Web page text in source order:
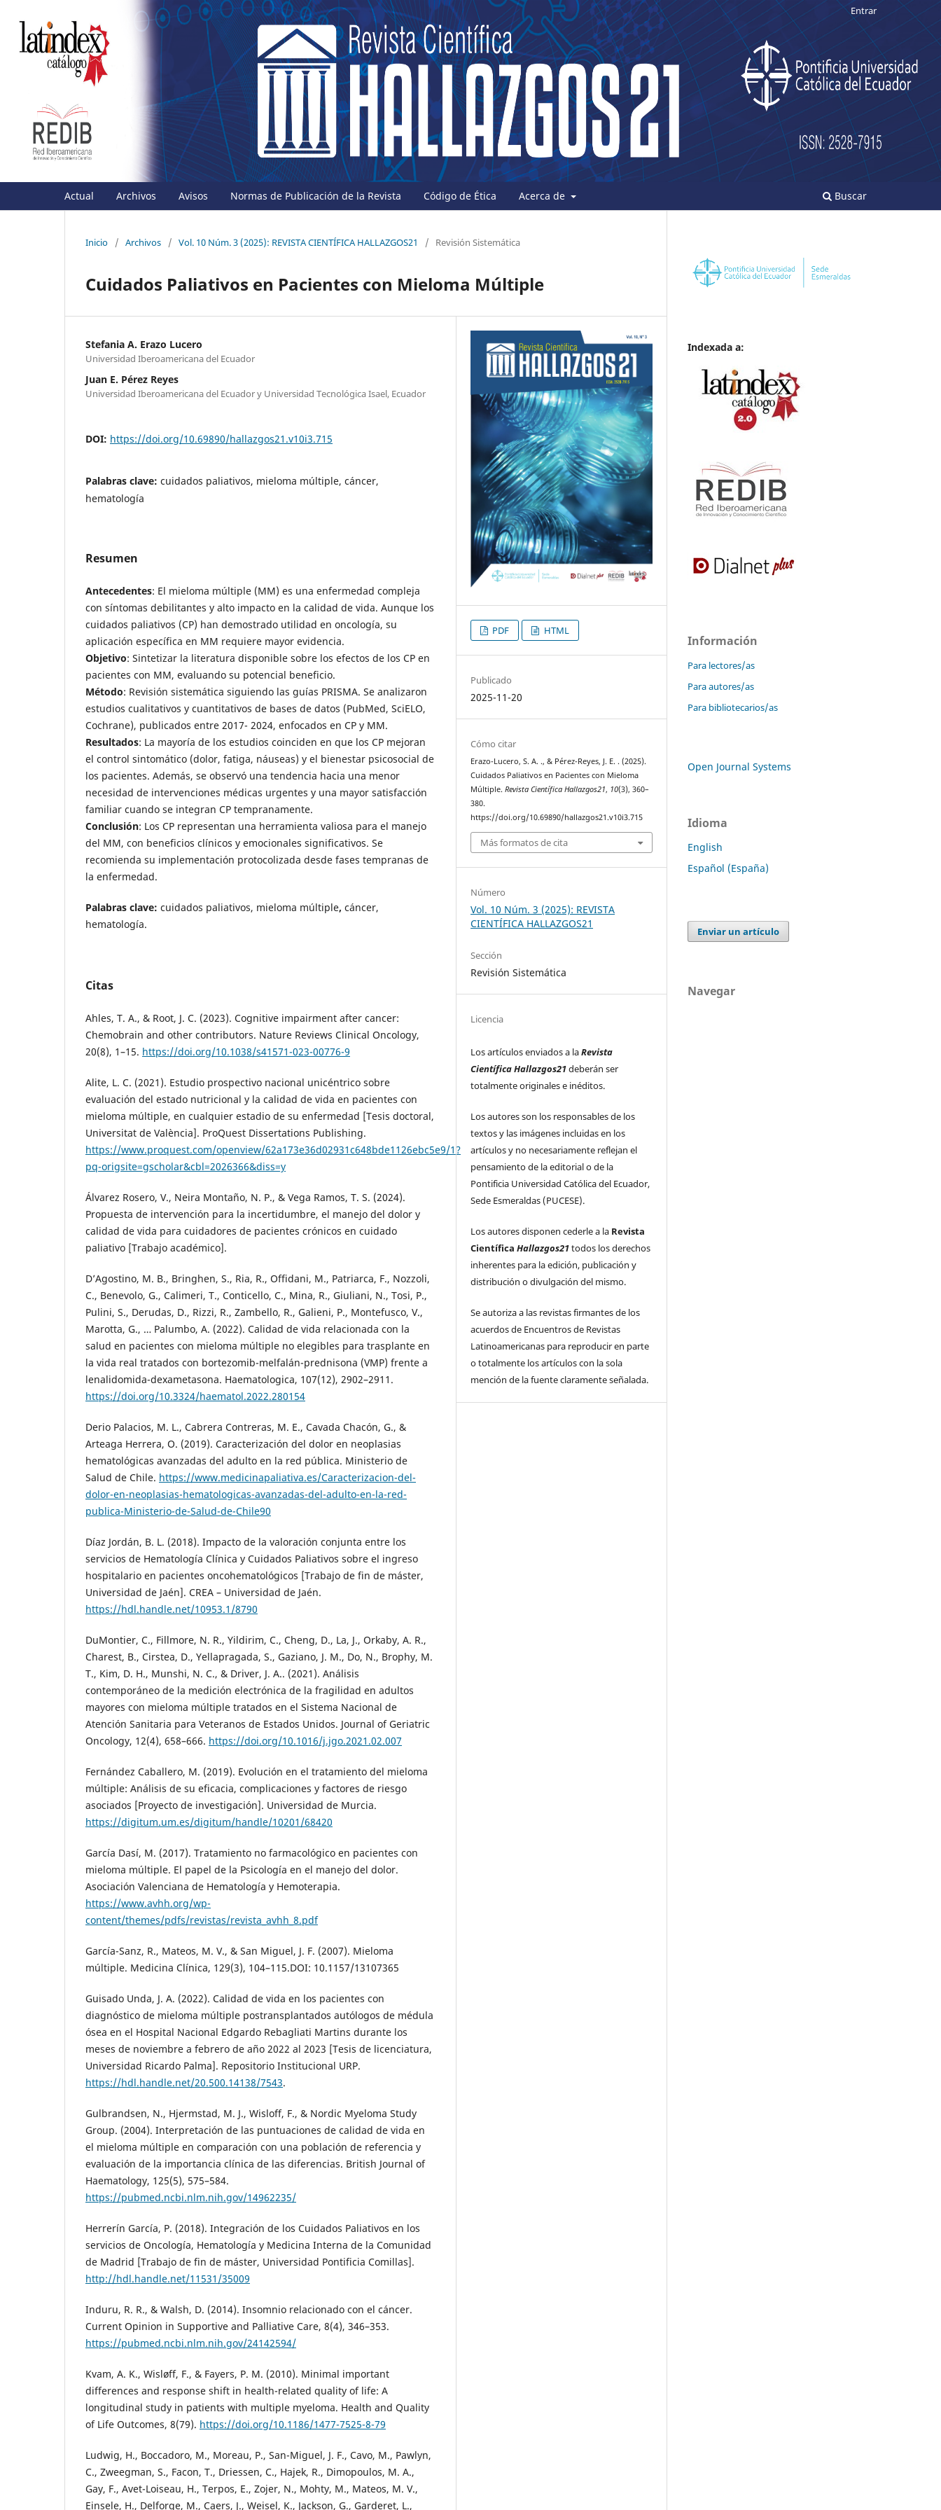
Actual Archivos Avisos Normas de Publicación de la Revista Código de Ética Acerca de Buscar
Entrar
Inicio / Archivos / Vol. 10 Núm. 3 (2025): REVISTA CIENTÍFICA HALLAZGOS21 / Revisión Sistemática
Cuidados Paliativos en Pacientes con Mieloma Múltiple
Stefania A. Erazo Lucero
Universidad Iberoamericana del Ecuador
Juan E. Pérez Reyes
Universidad Iberoamericana del Ecuador y Universidad Tecnológica Isael, Ecuador
DOI: https://doi.org/10.69890/hallazgos21.v10i3.715
Palabras clave: cuidados paliativos, mieloma múltiple, cáncer,
hematología
Resumen
Antecedentes: El mieloma múltiple (MM) es una enfermedad compleja
con síntomas debilitantes y alto impacto en la calidad de vida. Aunque los
cuidados paliativos (CP) han demostrado utilidad en oncología, su
aplicación específica en MM requiere mayor evidencia.
Objetivo: Sintetizar la literatura disponible sobre los efectos de los CP en
pacientes con MM, evaluando su potencial beneficio.
Método: Revisión sistemática siguiendo las guías PRISMA. Se analizaron
estudios cualitativos y cuantitativos de bases de datos (PubMed, SciELO,
Cochrane), publicados entre 2017- 2024, enfocados en CP y MM.
Resultados: La mayoría de los estudios coinciden en que los CP mejoran
el control sintomático (dolor, fatiga, náuseas) y el bienestar psicosocial de
los pacientes. Además, se observó una tendencia hacia una menor
necesidad de intervenciones médicas urgentes y una mayor satisfacción
familiar cuando se integran CP tempranamente.
Conclusión: Los CP representan una herramienta valiosa para el manejo
del MM, con beneficios clínicos y emocionales significativos. Se
recomienda su implementación protocolizada desde fases tempranas de
la enfermedad.
Palabras clave: cuidados paliativos, mieloma múltiple, cáncer,
hematología.
Citas
Ahles, T. A., & Root, J. C. (2023). Cognitive impairment after cancer:
Chemobrain and other contributors. Nature Reviews Clinical Oncology,
20(8), 1–15. https://doi.org/10.1038/s41571-023-00776-9
Alite, L. C. (2021). Estudio prospectivo nacional unicéntrico sobre
evaluación del estado nutricional y la calidad de vida en pacientes con
mieloma múltiple, en cualquier estadio de su enfermedad [Tesis doctoral,
Universitat de València]. ProQuest Dissertations Publishing.
https://www.proquest.com/openview/62a173e36d02931c648bde1126ebc5e9/1?
pq-origsite=gscholar&cbl=2026366&diss=y
Álvarez Rosero, V., Neira Montaño, N. P., & Vega Ramos, T. S. (2024).
Propuesta de intervención para la incertidumbre, el manejo del dolor y
calidad de vida para cuidadores de pacientes crónicos en cuidado
paliativo [Trabajo académico].
D’Agostino, M. B., Bringhen, S., Ria, R., Offidani, M., Patriarca, F., Nozzoli,
C., Benevolo, G., Calimeri, T., Conticello, C., Mina, R., Giuliani, N., Tosi, P.,
Pulini, S., Derudas, D., Rizzi, R., Zambello, R., Galieni, P., Montefusco, V.,
Marotta, G., … Palumbo, A. (2022). Calidad de vida relacionada con la
salud en pacientes con mieloma múltiple no elegibles para trasplante en
la vida real tratados con bortezomib-melfalán-prednisona (VMP) frente a
lenalidomida-dexametasona. Haematologica, 107(12), 2902–2911.
https://doi.org/10.3324/haematol.2022.280154
Derio Palacios, M. L., Cabrera Contreras, M. E., Cavada Chacón, G., &
Arteaga Herrera, O. (2019). Caracterización del dolor en neoplasias
hematológicas avanzadas del adulto en la red pública. Ministerio de
Salud de Chile. https://www.medicinapaliativa.es/Caracterizacion-del-
dolor-en-neoplasias-hematologicas-avanzadas-del-adulto-en-la-red-
publica-Ministerio-de-Salud-de-Chile90
Díaz Jordán, B. L. (2018). Impacto de la valoración conjunta entre los
servicios de Hematología Clínica y Cuidados Paliativos sobre el ingreso
hospitalario en pacientes oncohematológicos [Trabajo de fin de máster,
Universidad de Jaén]. CREA – Universidad de Jaén.
https://hdl.handle.net/10953.1/8790
DuMontier, C., Fillmore, N. R., Yildirim, C., Cheng, D., La, J., Orkaby, A. R.,
Charest, B., Cirstea, D., Yellapragada, S., Gaziano, J. M., Do, N., Brophy, M.
T., Kim, D. H., Munshi, N. C., & Driver, J. A.. (2021). Análisis
contemporáneo de la medición electrónica de la fragilidad en adultos
mayores con mieloma múltiple tratados en el Sistema Nacional de
Atención Sanitaria para Veteranos de Estados Unidos. Journal of Geriatric
Oncology, 12(4), 658–666. https://doi.org/10.1016/j.jgo.2021.02.007
Fernández Caballero, M. (2019). Evolución en el tratamiento del mieloma
múltiple: Análisis de su eficacia, complicaciones y factores de riesgo
asociados [Proyecto de investigación]. Universidad de Murcia.
https://digitum.um.es/digitum/handle/10201/68420
García Dasí, M. (2017). Tratamiento no farmacológico en pacientes con
mieloma múltiple. El papel de la Psicología en el manejo del dolor.
Asociación Valenciana de Hematología y Hemoterapia.
https://www.avhh.org/wp-
content/themes/pdfs/revistas/revista_avhh_8.pdf
García-Sanz, R., Mateos, M. V., & San Miguel, J. F. (2007). Mieloma
múltiple. Medicina Clínica, 129(3), 104–115.DOI: 10.1157/13107365
Guisado Unda, J. A. (2022). Calidad de vida en los pacientes con
diagnóstico de mieloma múltiple postransplantados autólogos de médula
ósea en el Hospital Nacional Edgardo Rebagliati Martins durante los
meses de noviembre a febrero de año 2022 al 2023 [Tesis de licenciatura,
Universidad Ricardo Palma]. Repositorio Institucional URP.
https://hdl.handle.net/20.500.14138/7543.
Gulbrandsen, N., Hjermstad, M. J., Wisloff, F., & Nordic Myeloma Study
Group. (2004). Interpretación de las puntuaciones de calidad de vida en
el mieloma múltiple en comparación con una población de referencia y
evaluación de la importancia clínica de las diferencias. British Journal of
Haematology, 125(5), 575–584.
https://pubmed.ncbi.nlm.nih.gov/14962235/
Herrerín García, P. (2018). Integración de los Cuidados Paliativos en los
servicios de Oncología, Hematología y Medicina Interna de la Comunidad
de Madrid [Trabajo de fin de máster, Universidad Pontificia Comillas].
http://hdl.handle.net/11531/35009
Induru, R. R., & Walsh, D. (2014). Insomnio relacionado con el cáncer.
Current Opinion in Supportive and Palliative Care, 8(4), 346–353.
https://pubmed.ncbi.nlm.nih.gov/24142594/
Kvam, A. K., Wisløff, F., & Fayers, P. M. (2010). Minimal important
differences and response shift in health-related quality of life: A
longitudinal study in patients with multiple myeloma. Health and Quality
of Life Outcomes, 8(79). https://doi.org/10.1186/1477-7525-8-79
Ludwig, H., Boccadoro, M., Moreau, P., San-Miguel, J. F., Cavo, M., Pawlyn,
C., Zweegman, S., Facon, T., Driessen, C., Hajek, R., Dimopoulos, M. A.,
Gay, F., Avet-Loiseau, H., Terpos, E., Zojer, N., Mohty, M., Mateos, M. V.,
Einsele, H., Delforge, M., Caers, J., Weisel, K., Jackson, G., Garderet, L.,
PDF HTML
Publicado
2025-11-20
Cómo citar
Erazo-Lucero, S. A. ., & Pérez-Reyes, J. E. . (2025).
Cuidados Paliativos en Pacientes con Mieloma
Múltiple.Revista Científica Hallazgos21, 10(3), 360–
380.
https://doi.org/10.69890/hallazgos21.v10i3.715
Más formatos de cita
Número
Vol. 10 Núm. 3 (2025): REVISTA
CIENTÍFICA HALLAZGOS21
Sección
Revisión Sistemática
Licencia
Los artículos enviados a laRevista
Científica Hallazgos21deberán ser
totalmente originales e inéditos.
Los autores son los responsables de los
textos y las imágenes incluidas en los
artículos y no necesariamente reflejan el
pensamiento de la editorial o de la
Pontificia Universidad Católica del Ecuador,
Sede Esmeraldas (PUCESE).
Los autores disponen cederle a la Revista
CientíficaHallazgos21todos los derechos
inherentes para la edición, publicación y
distribución o divulgación del mismo.
Se autoriza a las revistas firmantes de los
acuerdos de Encuentros de Revistas
Latinoamericanas para reproducir en parte
o totalmente los artículos con la sola
mención de la fuente claramente señalada.
Indexada a:
Información
Para lectores/as
Para autores/as
Para bibliotecarios/as
Open Journal Systems
Idioma
English
Español (España)
Enviar un artículo
Navegar